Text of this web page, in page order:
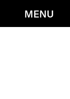
MENU